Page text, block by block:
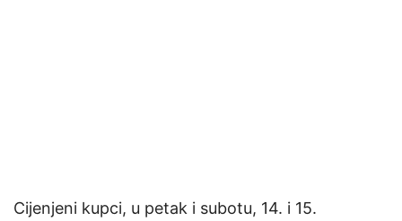
Cijenjeni kupci, u petak i subotu, 14. i 15.